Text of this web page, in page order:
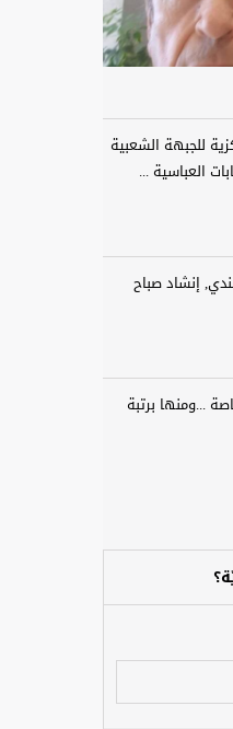
للجبهة الشعبية
العباسية ...
إنشاد صباح
...ومنها برتبة